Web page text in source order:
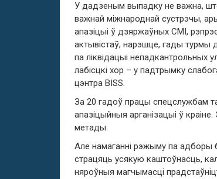
У дадзеным выпадку не важна,
важнай міжнароднай сустрэчы,
апазіцыі ў дзяржаўных СМІ,
актывістаў, нарэшце, гады турмы
па ліквідацыі непадкантрольных
лабісцкі хор – у падтрымку
цэнтра BISS.
За 20 гадоў працы спецслужбам
апазіцыйныя арганізацыі ў
метады.
Але намаганні рэжыму па адборы
страцяць усякую каштоўнасць,
няроўныя магчымасці